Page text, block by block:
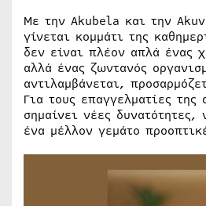
Με την Akubela και την
γίνεται κομμάτι της
δεν είναι πλέον απλά ένας
αλλά ένας ζωντανός
αντιλαμβάνεται,
Για τους επαγγελματίες της
σημαίνει νέες δυνατότητες,
ένα μέλλον γεμάτο